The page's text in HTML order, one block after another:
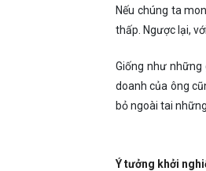
Nếu chúng ta
thấp. Ngược lại,
Giống như
doanh của ông
bỏ ngoài tai
Ý tưởng khởi